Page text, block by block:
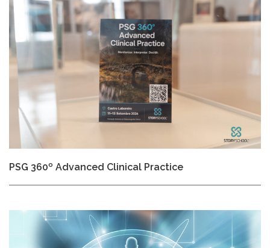
PSG 360º Advanced Clinical Practice